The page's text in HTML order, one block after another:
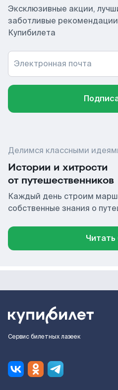
Эксклюзивные акции,
заботливые
Купибилета
Электронная почта
Делимся классными
Истории и хитрости
от путешественников
Каждый день строим
собственные знания о
Читать
Сервис билетных лазеек